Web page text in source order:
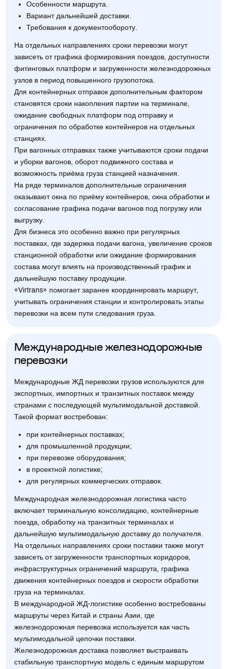
Особенности маршрута.
Вариант дальнейшей доставки.
Требования к документообороту.
На отдельных направлениях сроки перевозки могут
зависеть от графика формирования поездов, доступности
фитинговых платформ и загруженности железнодорожных
узлов в период повышенного грузопотока.
Для контейнерных отправок дополнительным фактором
становятся сроки накопления партии на терминале,
ожидание свободных платформ под отправку и
ограничения по обработке контейнеров на отдельных
станциях.
При вагонных отправках также учитываются сроки подачи
и уборки вагонов, оборот подвижного состава и
возможность приёма груза станцией назначения.
На ряде терминалов дополнительные ограничения
оказывают окна по приёму контейнеров, окна обработки и
согласование графика подачи вагонов под погрузку или
выгрузку.
Для бизнеса это особенно важно при регулярных
поставках, где задержка подачи вагона, увеличение сроков
станционной обработки или ожидание формирования
состава могут влиять на производственный график и
дальнейшую поставку продукции.
«Virtrans» помогает заранее координировать маршрут,
учитывать ограничения станции и контролировать этапы
перевозки на всем пути следования груза.
Международные железнодорожные
перевозки
Международные ЖД перевозки грузов используются для
экспортных, импортных и транзитных поставок между
странами с последующей мультимодальной доставкой.
Такой формат востребован:
при контейнерных поставках;
для промышленной продукции;
при перевозке оборудования;
в проектной логистике;
для регулярных коммерческих отправок.
Международная железнодорожная логистика часто
включает терминальную консолидацию, контейнерные
поезда, обработку на транзитных терминалах и
дальнейшую мультимодальную доставку до получателя.
На отдельных направлениях сроки поставки также могут
зависеть от загруженности транспортных коридоров,
инфраструктурных ограничений маршрута, графика
движения контейнерных поездов и скорости обработки
груза на терминалах.
В международной ЖД-логистике особенно востребованы
маршруты через Китай и страны Азии, где
железнодорожная перевозка используется как часть
мультимодальной цепочки поставки.
Железнодорожная доставка позволяет выстраивать
стабильную транспортную модель с единым маршрутом